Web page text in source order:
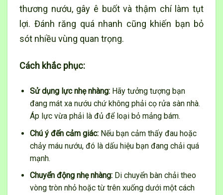
thương nướu, gây ê buốt và thậm chí làm tụt
lợi. Đánh răng quá nhanh cũng khiến bạn bỏ
sót nhiều vùng quan trọng.
Cách khắc phục:
Sử dụng lực nhẹ nhàng:Hãy tưởng tượng bạn
đang mát xa nướu chứ không phải cọ rửa sàn nhà.
Áp lực vừa phải là đủ để loại bỏ mảng bám.
Chú ý đến cảm giác:Nếu bạn cảm thấy đau hoặc
chảy máu nướu, đó là dấu hiệu bạn đang chải quá
mạnh.
Chuyển động nhẹ nhàng:Di chuyển bàn chải theo
vòng tròn nhỏ hoặc từ trên xuống dưới một cách